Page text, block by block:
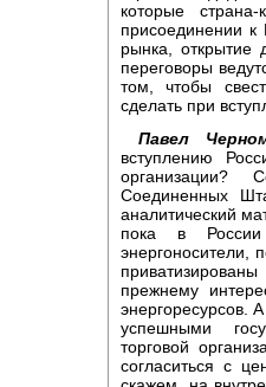
которые
присоединении к
рынка, открытие
переговоры
том, чтобы
сделать при
Павел
вступлению
организации?
Соединенных
аналитический
пока в России
энергоносители,
прежнему
энергоресурсов.
успешными
торговой
согласиться с